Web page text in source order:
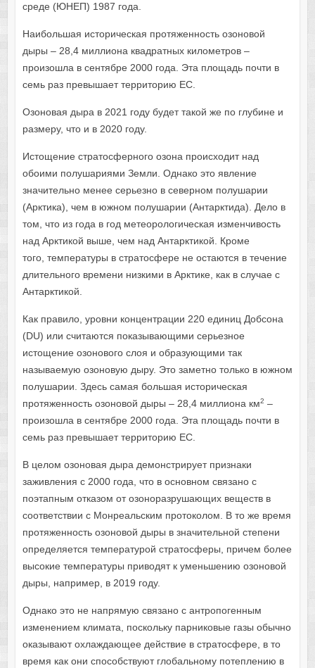
среде (ЮНЕП) 1987 года.
Наибольшая историческая протяженность озоновой
дыры – 28,4 миллиона квадратных километров –
произошла в сентябре 2000 года. Эта площадь почти в
семь раз превышает территорию ЕС.
Озоновая дыра в 2021 году будет такой же по глубине и
размеру, что и в 2020 году.
Истощение стратосферного озона происходит над
обоими полушариями Земли. Однако это явление
значительно менее серьезно в северном полушарии
(Арктика), чем в южном полушарии (Антарктида). Дело в
том, что из года в год метеорологическая изменчивость
над Арктикой выше, чем над Антарктикой. Кроме
того, температуры в стратосфере не остаются в течение
длительного времени низкими в Арктике, как в случае с
Антарктикой.
Как правило, уровни концентрации 220 единиц Добсона
(DU) или считаются показывающими серьезное
истощение озонового слоя и образующими так
называемую озоновую дыру. Это заметно только в южном
полушарии. Здесь самая большая историческая
протяженность озоновой дыры – 28,4 миллиона км2 –
произошла в сентябре 2000 года. Эта площадь почти в
семь раз превышает территорию ЕС.
В целом озоновая дыра демонстрирует признаки
заживления с 2000 года, что в основном связано с
поэтапным отказом от озоноразрушающих веществ в
соответствии с Монреальским протоколом. В то же время
протяженность озоновой дыры в значительной степени
определяется температурой стратосферы, причем более
высокие температуры приводят к уменьшению озоновой
дыры, например, в 2019 году.
Однако это не напрямую связано с антропогенным
изменением климата, поскольку парниковые газы обычно
оказывают охлаждающее действие в стратосфере, в то
время как они способствуют глобальному потеплению в